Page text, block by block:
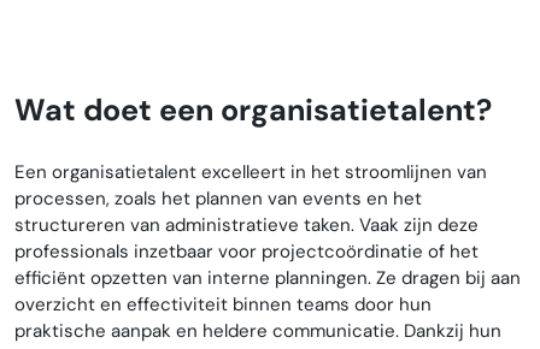
Wat doet een organisatietalent?
Een organisatietalent excelleert in het stroomlijnen van
processen, zoals het plannen van events en het
structureren van administratieve taken. Vaak zijn deze
professionals inzetbaar voor projectcoördinatie of het
efficiënt opzetten van interne planningen. Ze dragen bij aan
overzicht en effectiviteit binnen teams door hun
praktische aanpak en heldere communicatie. Dankzij hun